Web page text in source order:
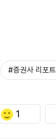
#증권사 리포트
1